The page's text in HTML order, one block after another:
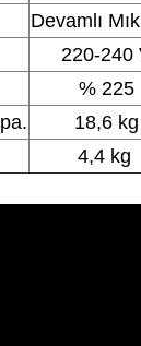
Devamlı
220-240
% 225
18,6 kg
4,4 kg